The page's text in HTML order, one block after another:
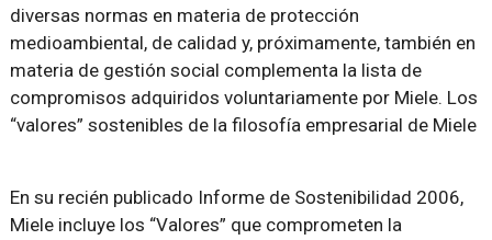
diversas normas en materia de protección
medioambiental, de calidad y, próximamente, también en
materia de gestión social complementa la lista de
compromisos adquiridos voluntariamente por Miele. Los
“valores” sostenibles de la filosofía empresarial de Miele
En su recién publicado Informe de Sostenibilidad 2006,
Miele incluye los “Valores” que comprometen la